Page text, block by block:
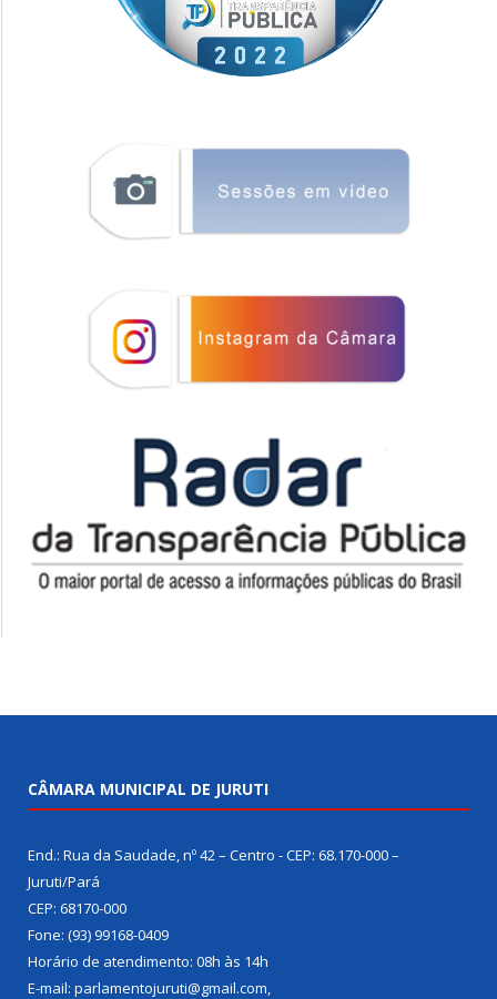
CÂMARA MUNICIPAL DE JURUTI
End.: Rua da Saudade, nº 42 – Centro - CEP: 68.170-000 –
Juruti/Pará
CEP: 68170-000
Fone: (93) 99168-0409
Horário de atendimento: 08h às 14h
E-mail: parlamentojuruti@gmail.com,